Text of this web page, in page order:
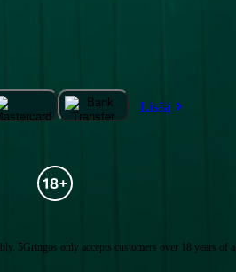
Lisää
5Gringos only accepts customers over 18 years of